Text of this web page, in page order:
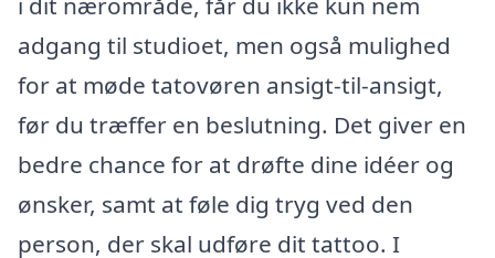
adgang til studioet, men også mulighed
for at møde tatovøren ansigt-til-ansigt,
før du træffer en beslutning. Det giver en
bedre chance for at drøfte dine idéer og
ønsker, samt at føle dig tryg ved den
person, der skal udføre dit tattoo. I